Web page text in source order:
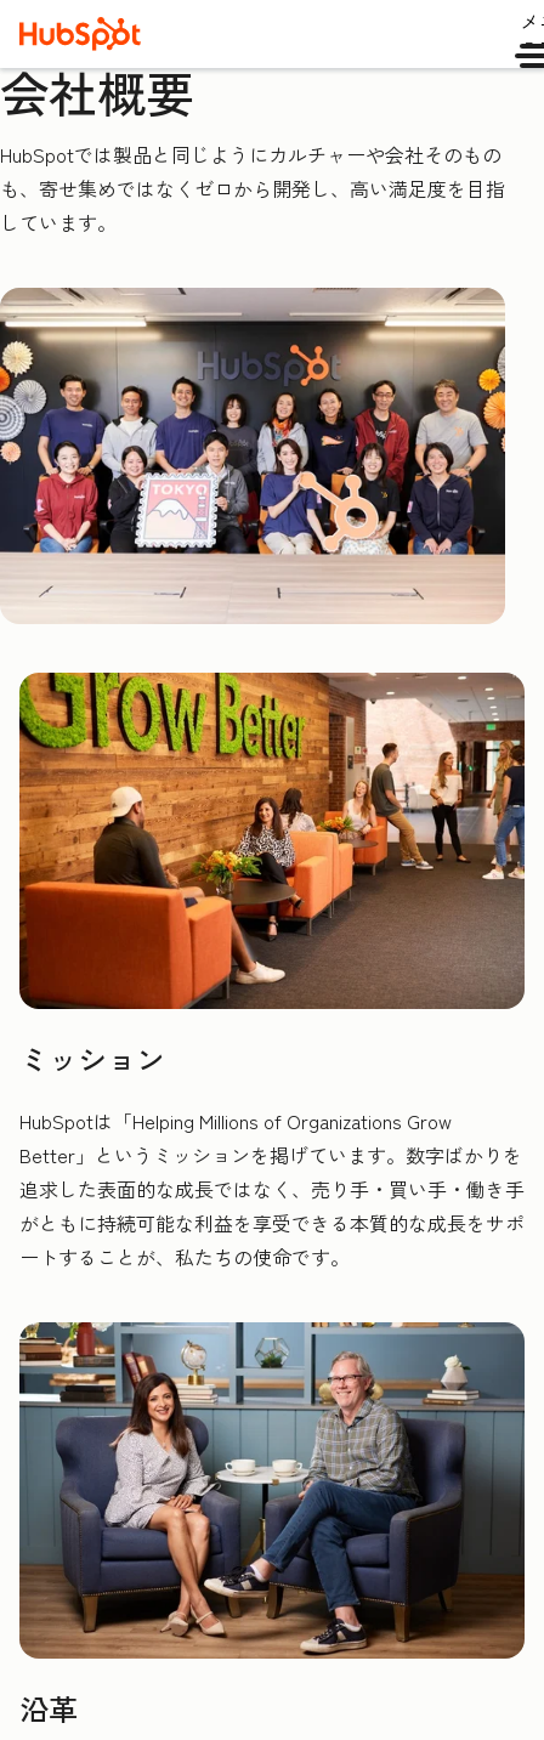
会社概要
HubSpotでは製品と同じようにカルチャーや会社そのもの
も、寄せ集めではなくゼロから開発し、高い満足度を目指
しています。
ミッション
HubSpotは「Helping Millions of Organizations Grow
Better」というミッションを掲げています。数字ばかりを
追求した表面的な成長ではなく、売り手・買い手・働き手
がともに持続可能な利益を享受できる本質的な成長をサポ
ートすることが、私たちの使命です。
沿革